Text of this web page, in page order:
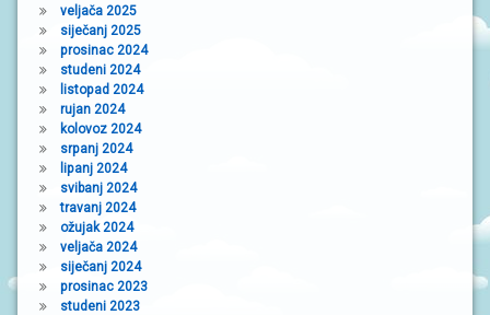
veljača 2025
siječanj 2025
prosinac 2024
studeni 2024
listopad 2024
rujan 2024
kolovoz 2024
srpanj 2024
lipanj 2024
svibanj 2024
travanj 2024
ožujak 2024
veljača 2024
siječanj 2024
prosinac 2023
studeni 2023